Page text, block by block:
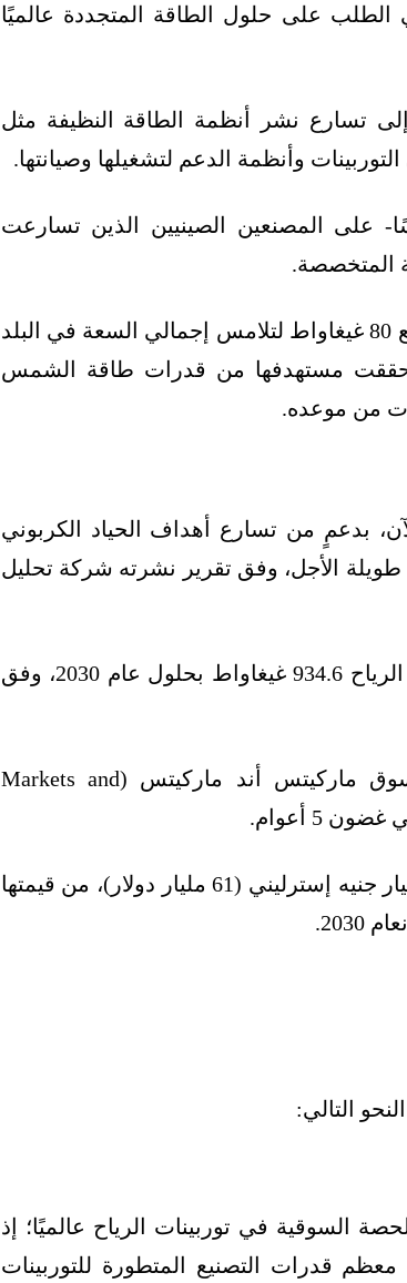
الطلب على حلول الطاقة المتجددة عالميًا
إلى تسارع نشر أنظمة الطاقة النظيفة مثل
وأنظمة الدعم لتشغيلها وصيانتها.
على المصنعين الصينيين الذين تسارعت
المتخصصة.
وفي عام 2024 ارتفعت سعة طاقة الرياح في الصين بواقع 80 غيغاواط لتلامس إجمالي السعة في البلد
عندما حققت مستهدفها من قدرات طاقة الشمس
بدعمٍ من تسارع أهداف الحياد الكربوني
طويلة الأجل، وفق تقرير نشرته شركة تحليل
ومن المتوقع أن تبلغ سعة التركيبات في سوق توربينات الرياح 934.6 غيغاواط بحلول عام 2030، وفق
وحسب تقرير بحثي منفصل نشرته شركة أبحاث السوق ماركيتس أند ماركيتس (Markets and
ومن الممكن أن تقفز القيمة السوقية للصناعة إلى 45 مليار جنيه إسترليني (61 مليار دولار)، من قيمتها
التالي:
السوقية في توربينات الرياح عالميًا؛ إذ
قدرات التصنيع المتطورة للتوربينات